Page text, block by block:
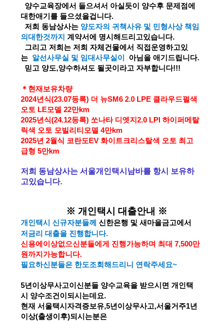
양수교육장에서 들으셔서 아실듯이 양수후 문제점에
대한애기를 들으셨을겁니다.
저희 동남상사는 양도자의 귀책사유 및 민형사상 책임
의대한것까지 계약서에 명시해드리고있습니다.
그리고 저희는 저희 자체건물에서 직접운영하고있
는 알선사무실 및 임대사무실이
아님을 애기드립니다.
믿고 양도,양수하셔도 될곳이라고 자부합니다!!!
＊현재보유차량
2024년식(23.07등록) 더 뉴SM6 2.0 LPE 클라우드펄색
오토 LE모델 22만km
2025년식(24.12등록) 쏘나타 디엣지2.0 LPI 하이퍼메탈
릭색 오토 모빌리티모델 4만km
2025년 2월식 코란도EV 화이트크리스탈색 오토 최고
급형 5만km
저희 동남상사는 서울개인택시남바를 항시 보유하
고있습니다.
※ 개인택시 대출안내 ※
개인택시 신규자분들께신한은행 및 새마을금고에서
저금리 대출을 진행합니다.
신용에이상없으신분들에게 진행가능하며 최대 7,500만
원까지가능합니다.
필요하신분들은 한도조회해드리니 연락주세요~
5년이상무사고이신분들 양수교육을 받으시면 개인택
시 양수조건이되시는데요.
현재 서울택시자격증보유,5년이상무사고,서울거주1년
이상(출생이후)되시는분은